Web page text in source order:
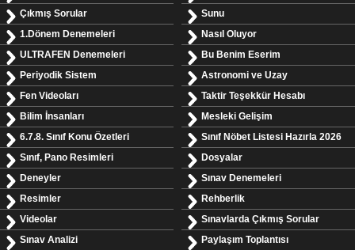
Çıkmış Sorular
1.Dönem Denemeleri
ULTRAFEN Denemeleri
Periyodik Sistem
Fen Videoları
Bilim İnsanları
6.7.8. Sınıf Konu Özetleri
Sınıf, Pano Resimleri
Deneyler
Resimler
Videolar
Sınav Analizi
Sunu
Nasıl Oluyor
Bu Benim Eserim
Astronomi ve Uzay
Taktir Teşekkür Hesabı
Mesleki Gelişim
Sınıf Nöbet Listesi Hazırla 2026
Dosyalar
Sınav Denemeleri
Rehberlik
Sınavlarda Çıkmış Sorular
Paylaşım Toplantısı